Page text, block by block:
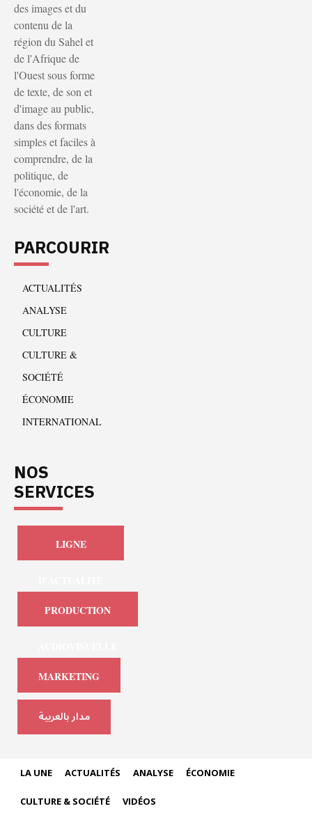
des images et du
contenu de la
région du Sahel et
de l'Afrique de
l'Ouest sous forme
de texte, de son et
d'image au public,
dans des formats
simples et faciles à
comprendre, de la
politique, de
l'économie, de la
société et de l'art.
PARCOURIR
ACTUALITÉS
ANALYSE
CULTURE
CULTURE &
SOCIÉTÉ
ÉCONOMIE
INTERNATIONAL
NOS
SERVICES
LIGNE
PRODUCTION
MARKETING
مدار بالعربية
LA UNE ACTUALITÉS ANALYSE ÉCONOMIE
CULTURE & SOCIÉTÉ VIDÉOS